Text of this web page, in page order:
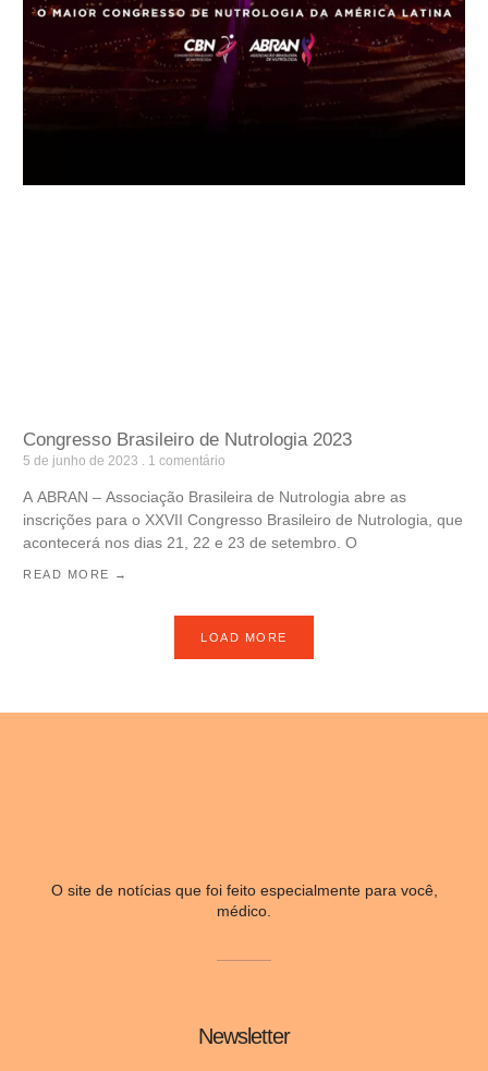
Congresso Brasileiro de Nutrologia 2023
5 de junho de 2023 1 comentário
A ABRAN – Associação Brasileira de Nutrologia abre as
inscrições para o XXVII Congresso Brasileiro de Nutrologia, que
acontecerá nos dias 21, 22 e 23 de setembro. O
READ MORE →
LOAD MORE
Newsletter
O site de notícias que foi feito especialmente para você,
médico.